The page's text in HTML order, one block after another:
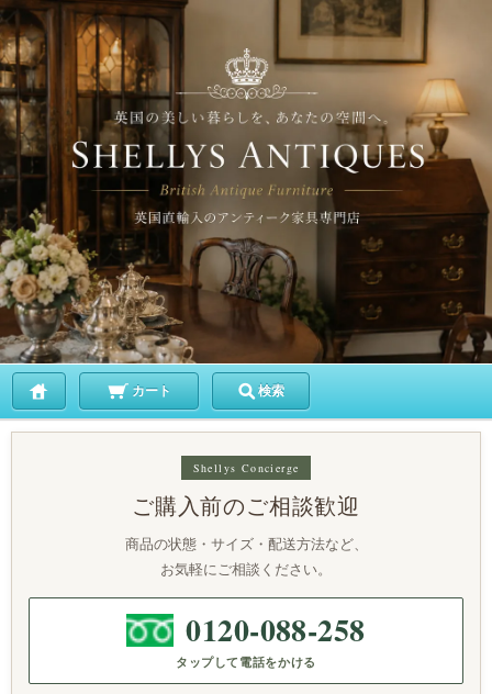
カート 検索
Shellys Concierge
ご購入前のご相談歓迎
商品の状態・サイズ・配送方法など、
お気軽にご相談ください。
0120-088-258
タップして電話をかける